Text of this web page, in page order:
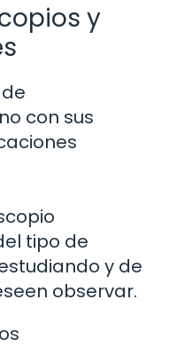
y
con sus
tipo de
y de
observar.